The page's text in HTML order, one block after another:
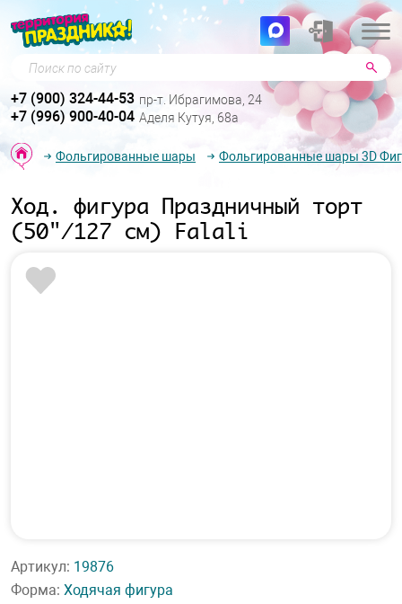
Поиск по сайту
+7 (900) 324-44-53 пр-т. Ибрагимова, 24
+7 (996) 900-40-04 Аделя Кутуя, 68а
Фольгированные шары Фольгированные шары 3D
Ход. фигура Праздничный торт
(50"/127 см) Falali
Артикул: 19876
Форма: Ходячая фигура